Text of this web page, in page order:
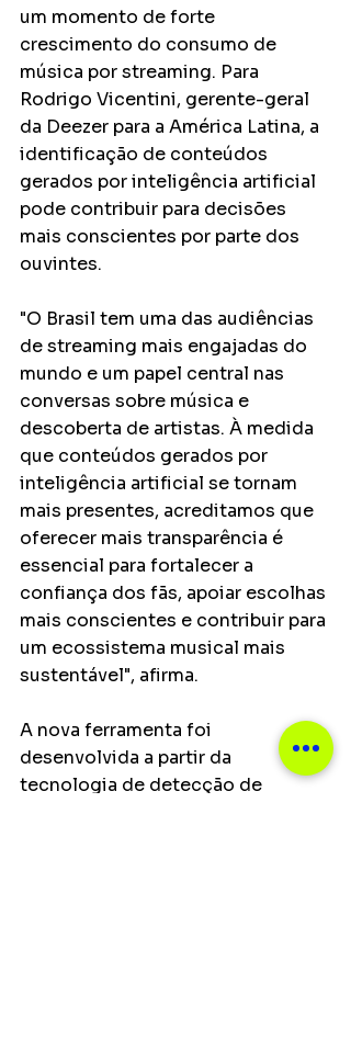
um momento de forte
crescimento do consumo de
música por streaming. Para
Rodrigo Vicentini, gerente-geral
da Deezer para a América Latina, a
identificação de conteúdos
gerados por inteligência artificial
pode contribuir para decisões
mais conscientes por parte dos
ouvintes.
"O Brasil tem uma das audiências
de streaming mais engajadas do
mundo e um papel central nas
conversas sobre música e
descoberta de artistas. À medida
que conteúdos gerados por
inteligência artificial se tornam
mais presentes, acreditamos que
oferecer mais transparência é
essencial para fortalecer a
confiança dos fãs, apoiar escolhas
mais conscientes e contribuir para
um ecossistema musical mais
sustentável", afirma.
A nova ferramenta foi
desenvolvida a partir da
tecnologia de detecção de